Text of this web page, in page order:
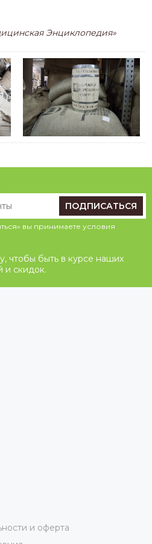
Энциклопедия»
ПОДПИСАТЬСЯ
вы принимаете условия
чтобы быть в курсе наших
и скидок.
и оферта